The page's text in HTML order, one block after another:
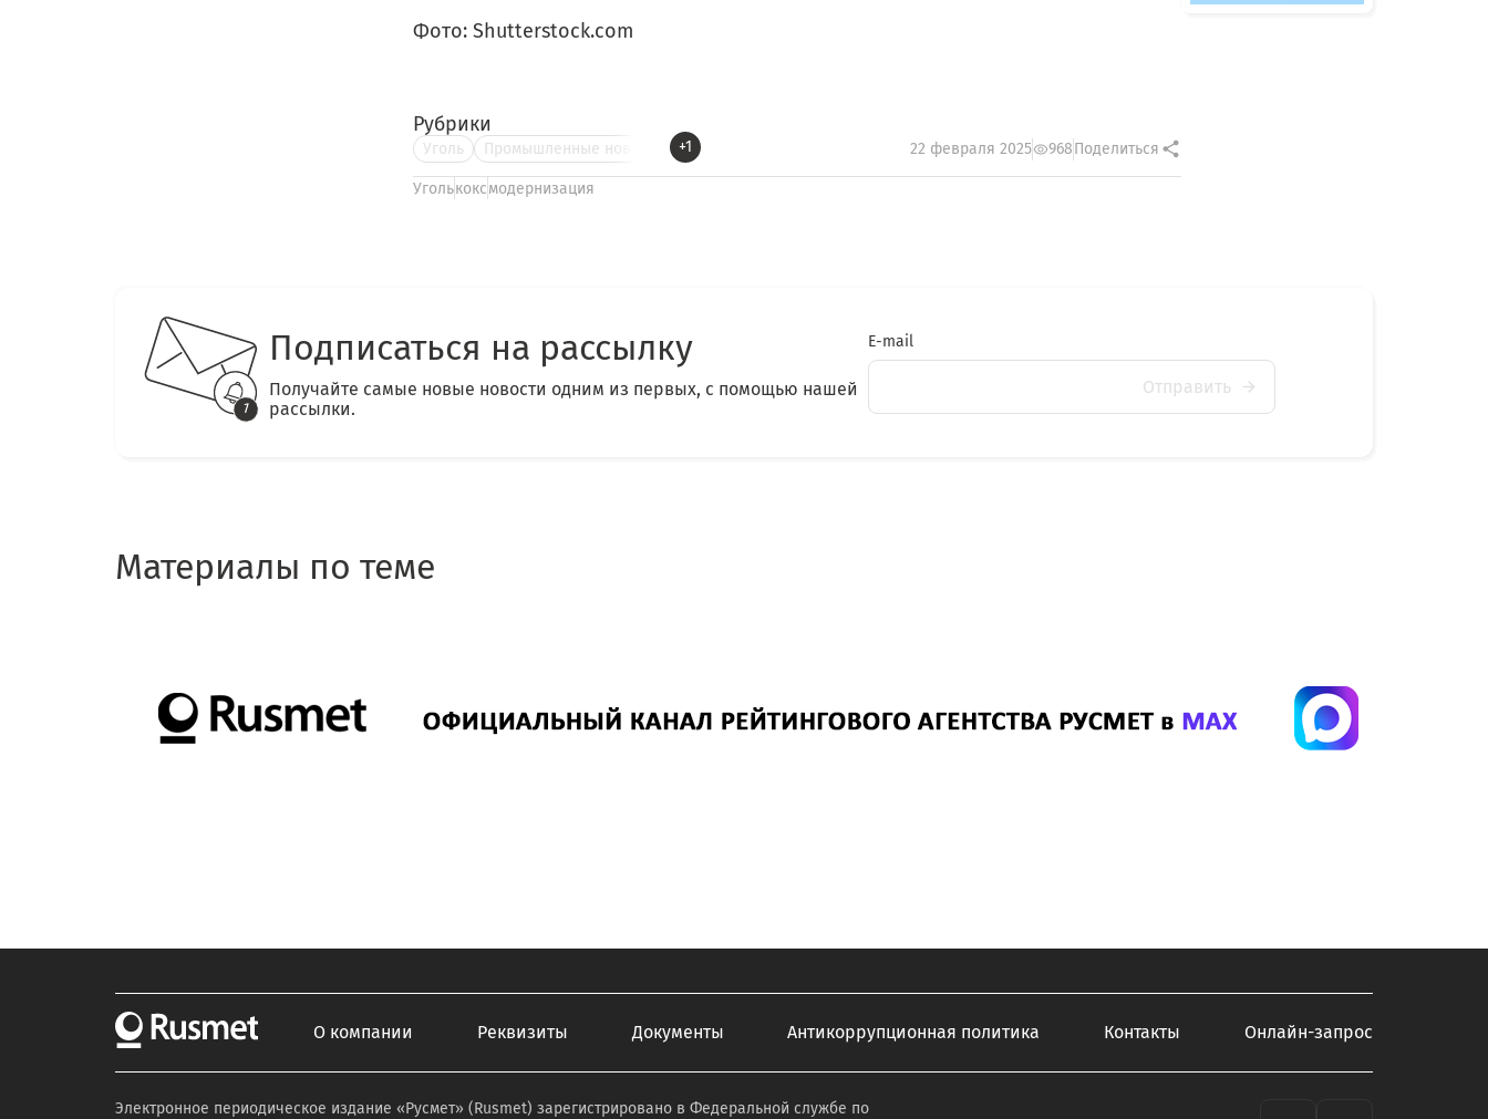
Фото: Shutterstock.com
Рубрики
Уголь Промышленные нов +1 22 февраля 2025 968Поделиться
Уголькоксмодернизация
Подписаться на рассылку
Получайте самые новые новости одним из первых, с помощью нашей
рассылки.
E-mail
Отправить
Материалы по теме
О компании Реквизиты Документы Антикоррупционная политика Контакты Онлайн-запрос
Электронное периодическое издание «Русмет» (Rusmet) зарегистрировано в Федеральной службе по